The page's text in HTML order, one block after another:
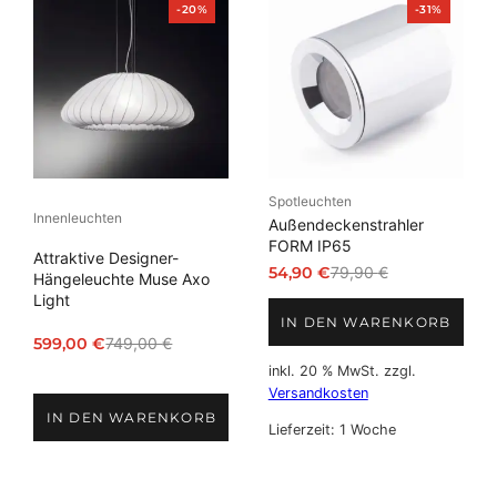
-20%Produkt
im
Innenleuchten
Attraktive Designer-
Hängeleuchte Muse Axo
Light
749,00€
Ursprünglicher
749,00 €
599,00€
Aktueller
599,00 €.
IN DEN WARENKORB
-31%Produkt
im
Spotleuchten
Außendeckenstrahler
FORM IP65
79,90€
Ursprünglicher
war:
54,90 €
Aktueller
ist:
inkl. 20 % MwSt. zzgl.
Versandkosten
Lieferzeit: 1 Woche
IN DEN WARENKORB